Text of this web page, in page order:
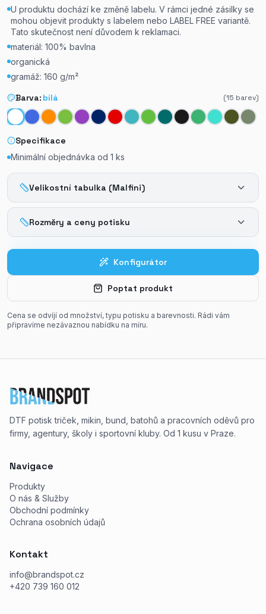
U produktu dochází ke změně labelu. V rámci jedné zásilky se
mohou objevit produkty s labelem nebo LABEL FREE variantě.
Tato skutečnost není důvodem k reklamaci.
materiál: 100% bavlna
organická
gramáž: 160 g/m²
Barva: bílá (15 barev)
Specifikace
Minimální objednávka od 1 ks
Velikostní tabulka (Malfini)
Rozměry a ceny potisku
Konfigurátor
Poptat produkt
Cena se odvíjí od množství, typu potisku a barevnosti. Rádi vám
připravíme nezávaznou nabídku na míru.
DTF potisk triček, mikin, bund, batohů a pracovních oděvů pro
firmy, agentury, školy i sportovní kluby. Od 1 kusu v Praze.
Navigace
Produkty
O nás & Služby
Obchodní podmínky
Ochrana osobních údajů
Kontakt
info@brandspot.cz
+420 739 160 012